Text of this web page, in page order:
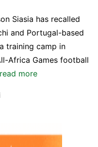
Siasia has recalled
and Portugal-based
training camp in
Africa Games football
more